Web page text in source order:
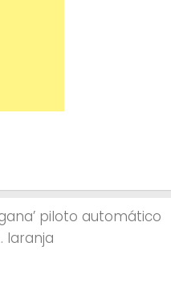
piloto automático
laranja